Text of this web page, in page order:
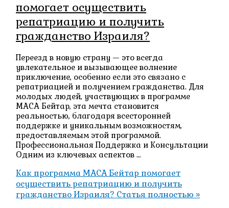
помогает осуществить
репатриацию и получить
гражданство Израиля?
Переезд в новую страну — это всегда
увлекательное и вызывающее волнение
приключение, особенно если это связано с
репатриацией и получением гражданства. Для
молодых людей, участвующих в программе
МАСА Бейтар, эта мечта становится
реальностью, благодаря всесторонней
поддержке и уникальным возможностям,
предоставляемым этой программой.
Профессиональная Поддержка и Консультации
Одним из ключевых аспектов …
Как программа МАСА Бейтар помогает
осуществить репатриацию и получить
гражданство Израиля? Статья полностью »